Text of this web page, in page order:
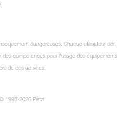
dangereuses. Chaque utilisateur doit
des compétences pour l’usage des équipements
lors de ces activités.
© 1995-2026 Petzl